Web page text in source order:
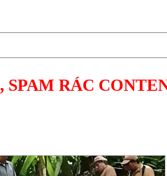
SPAM RÁC